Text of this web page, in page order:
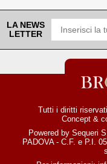
LA NEWS
LETTER
Tutti i diritti
Concept &
Powered by Sequeri
PADOVA - C.F. e P.I.